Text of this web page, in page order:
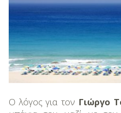
Παιδικό Δωμάτιο
Deco
DIY
Διατροφή-Συνταγές
Συνταγές
Ο λόγος για τον Γιώργο